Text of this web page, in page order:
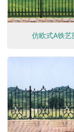
仿欧式A铁艺